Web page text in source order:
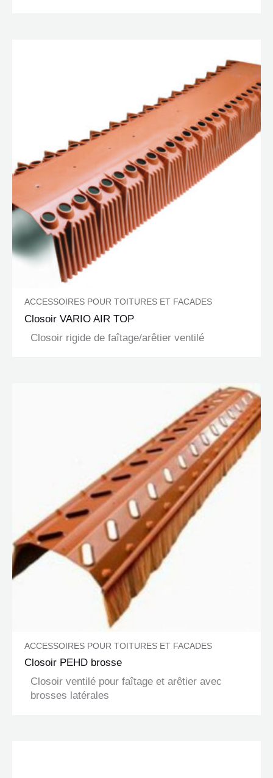
ACCESSOIRES POUR TOITURES ET FACADES
Closoir VARIO AIR TOP
Closoir rigide de faîtage/arêtier ventilé
ACCESSOIRES POUR TOITURES ET FACADES
Closoir PEHD brosse
Closoir ventilé pour faîtage et arêtier avec
brosses latérales